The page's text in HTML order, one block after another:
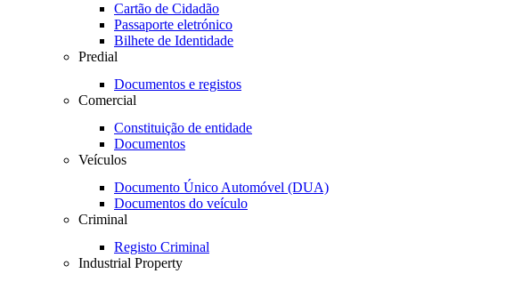
Cartão de Cidadão
Passaporte eletrónico
Bilhete de Identidade
Predial
Documentos e registos
Comercial
Constituição de entidade
Documentos
Veículos
Documento Único Automóvel (DUA)
Documentos do veículo
Criminal
Registo Criminal
Industrial Property